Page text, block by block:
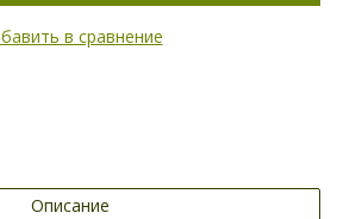
в сравнение
Описание